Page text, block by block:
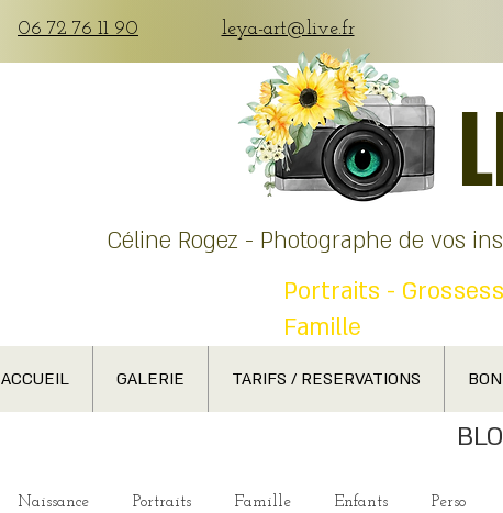
06 72 76 11 90 leya-art@live.fr
Céline Rogez - Photographe de vos
Portraits -
Famille
ACCUEIL GALERIE TARIFS / RESERVATIONS
Naissance Portraits Famille Enfants Perso